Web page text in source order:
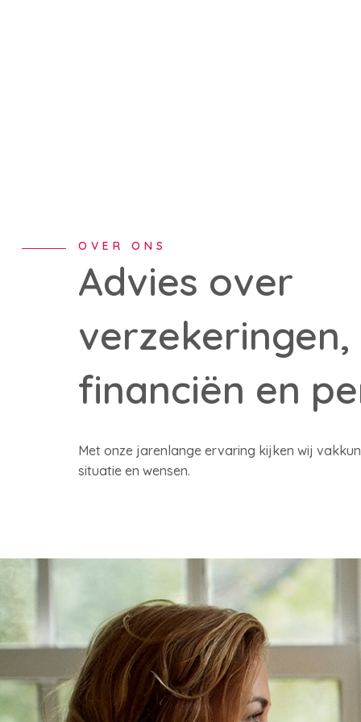
OVER ONS
Advies over
verzekeringen,
financiën en
Met onze jarenlange ervaring kijken wij
situatie en wensen.